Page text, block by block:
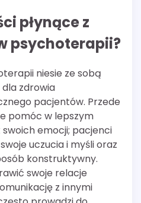
płynące z
psychoterapii?
niesie ze sobą
zdrowia
pacjentów. Przede
pomóc w lepszym
emocji; pacjenci
uczucia i myśli oraz
konstruktywny.
swoje relacje
z innymi